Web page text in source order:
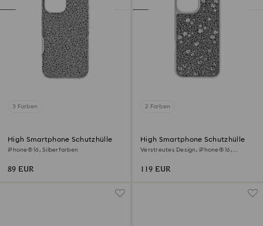
3 Farben
High Smartphone Schutzhülle
iPhone® 16, Silberfarben
89 EUR
2 Farben
High Smartphone Schutzhülle
Verstreutes Design, iPhone® 16,
119 EUR